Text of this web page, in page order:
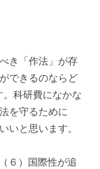
き「作法」が存
できるのならど
科研費になかな
を守るために
いと思います。
６）国際性が追